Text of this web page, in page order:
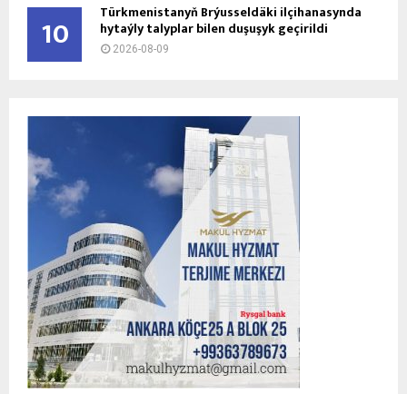
10 Türkmenistanyň Brýusseldäki ilçihanasynda
hytaýly talyplar bilen duşuşyk geçirildi
2026-08-09